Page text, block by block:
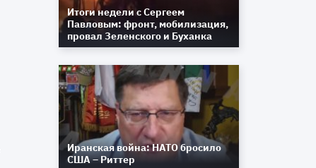
Итоги недели с Сергеем
Павловым: фронт, мобилизация,
провал Зеленского и Буханка
Иранская война: НАТО бросило
США – Риттер